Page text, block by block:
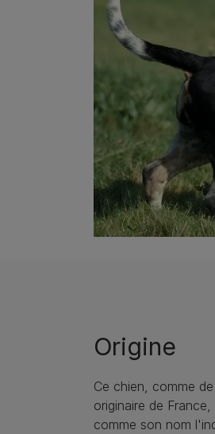
Origine
Ce chien, comme
originaire de
comme son nom